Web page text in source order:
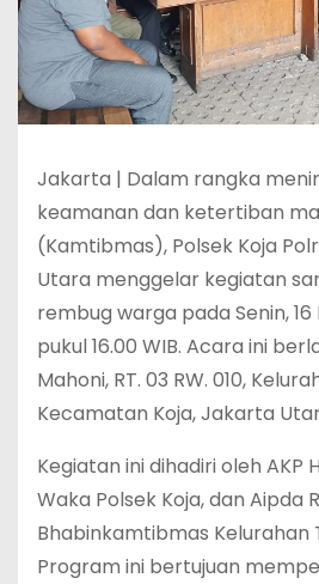
Jakarta | Dalam rangka
keamanan dan ketertiban
(Kamtibmas), Polsek Koja
Utara menggelar kegiatan
rembug warga pada Senin,
pukul 16.00 WIB. Acara ini
Mahoni, RT. 03 RW. 010,
Kecamatan Koja, Jakarta
Kegiatan ini dihadiri oleh AKP
Waka Polsek Koja, dan Aipda
Bhabinkamtibmas Kelurahan
Program ini bertujuan